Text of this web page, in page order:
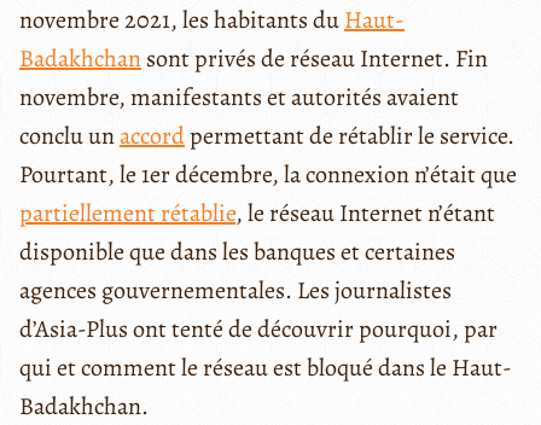
novembre 2021, les habitants duHaut-
Badakhchansont privés de réseau Internet. Fin
novembre, manifestants et autorités avaient
conclu unaccordpermettant de rétablir le service.
Pourtant, le 1er décembre, la connexion n’était que
partiellement rétablie, le réseau Internet n’étant
disponible que dans les banques et certaines
agences gouvernementales. Les journalistes
d’Asia-Plus ont tenté de découvrir pourquoi, par
qui et comment le réseau est bloqué dans le Haut-
Badakhchan.